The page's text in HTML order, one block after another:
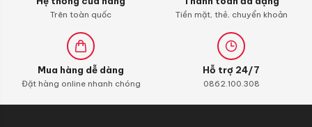
Trên toàn quốc Tiền mặt, thẻ, chuyển khoản
Mua hàng dễ dàng
Đặt hàng online nhanh chóng
Hỗ trợ 24/7
0862.100.308